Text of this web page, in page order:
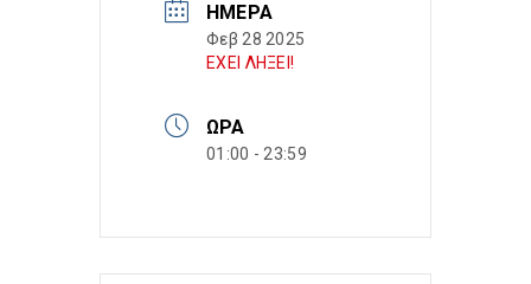
ΗΜΈΡΑ
Φεβ 28 2025
ΕΧΕΙ ΛΗΞΕΙ!
ΏΡΑ
01:00 - 23:59